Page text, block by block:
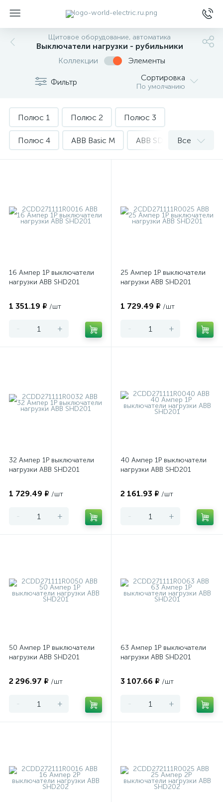
Щитовое оборудование, автоматика
Выключатели нагрузки - рубильники
Коллекции
Элементы
Фильтр Сортировка
По умолчанию
Полюс 1 Полюс 2 Полюс 3
Полюс 4 ABB Basic M ABB SD200 Все
16 Ампер 1P выключатели
нагрузки ABB SHD201
1 351.19 ₽ /шт
- +
25 Ампер 1P выключатели
нагрузки ABB SHD201
1 729.49 ₽ /шт
- +
32 Ампер 1P выключатели
нагрузки ABB SHD201
1 729.49 ₽ /шт
- +
40 Ампер 1P выключатели
нагрузки ABB SHD201
2 161.93 ₽ /шт
- +
50 Ампер 1P выключатели
нагрузки ABB SHD201
2 296.97 ₽ /шт
- +
63 Ампер 1P выключатели
нагрузки ABB SHD201
3 107.66 ₽ /шт
- +